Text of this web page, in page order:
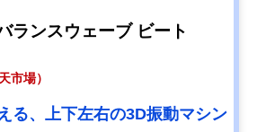
ランスウェーブ ビート
市場）
る、上下左右の3D振動マシン